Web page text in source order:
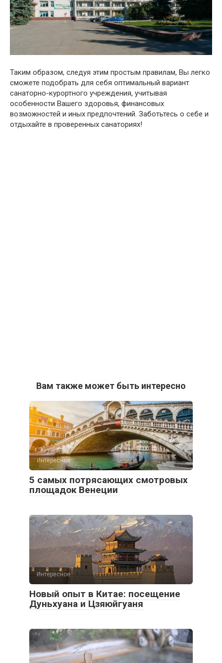
Таким образом, следуя этим простым правилам, Вы легко
сможете подобрать для себя оптимальный вариант
санаторно-курортного учреждения, учитывая
особенности Вашего здоровья, финансовых
возможностей и иных предпочтений. Заботьтесь о себе и
отдыхайте в проверенных санаториях!
Вам также может быть интересно
Интересное
5 самых потрясающих смотровых
площадок Венеции
Интересное
Новый опыт в Китае: посещение
Дуньхуана и Цзяюйгуаня